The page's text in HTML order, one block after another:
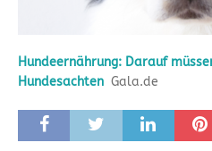
Hundeernährung: Darauf
Hundesachten Gala.de